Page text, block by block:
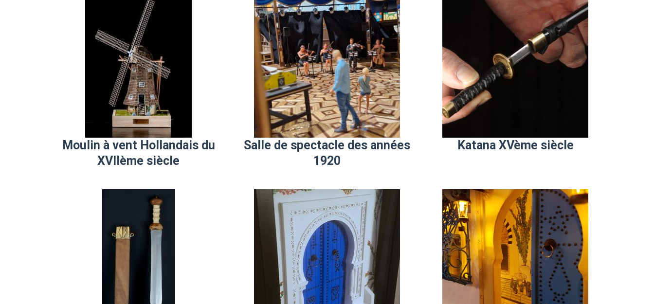
Moulin à vent Hollandais du
XVIIème siècle
Salle de spectacle des années
1920
Katana XVème siècle